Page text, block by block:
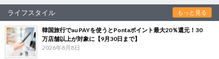
ライフスタイル もっと見る
韓国旅行でau PAYを使うとPontaポイント最大20％還元！30
万店舗以上が対象に【9月30日まで】
2026年8月8日